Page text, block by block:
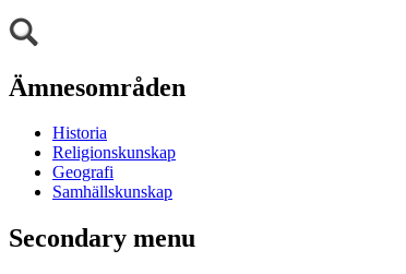
Ämnesområden
Historia
Religionskunskap
Geografi
Samhällskunskap
Secondary menu